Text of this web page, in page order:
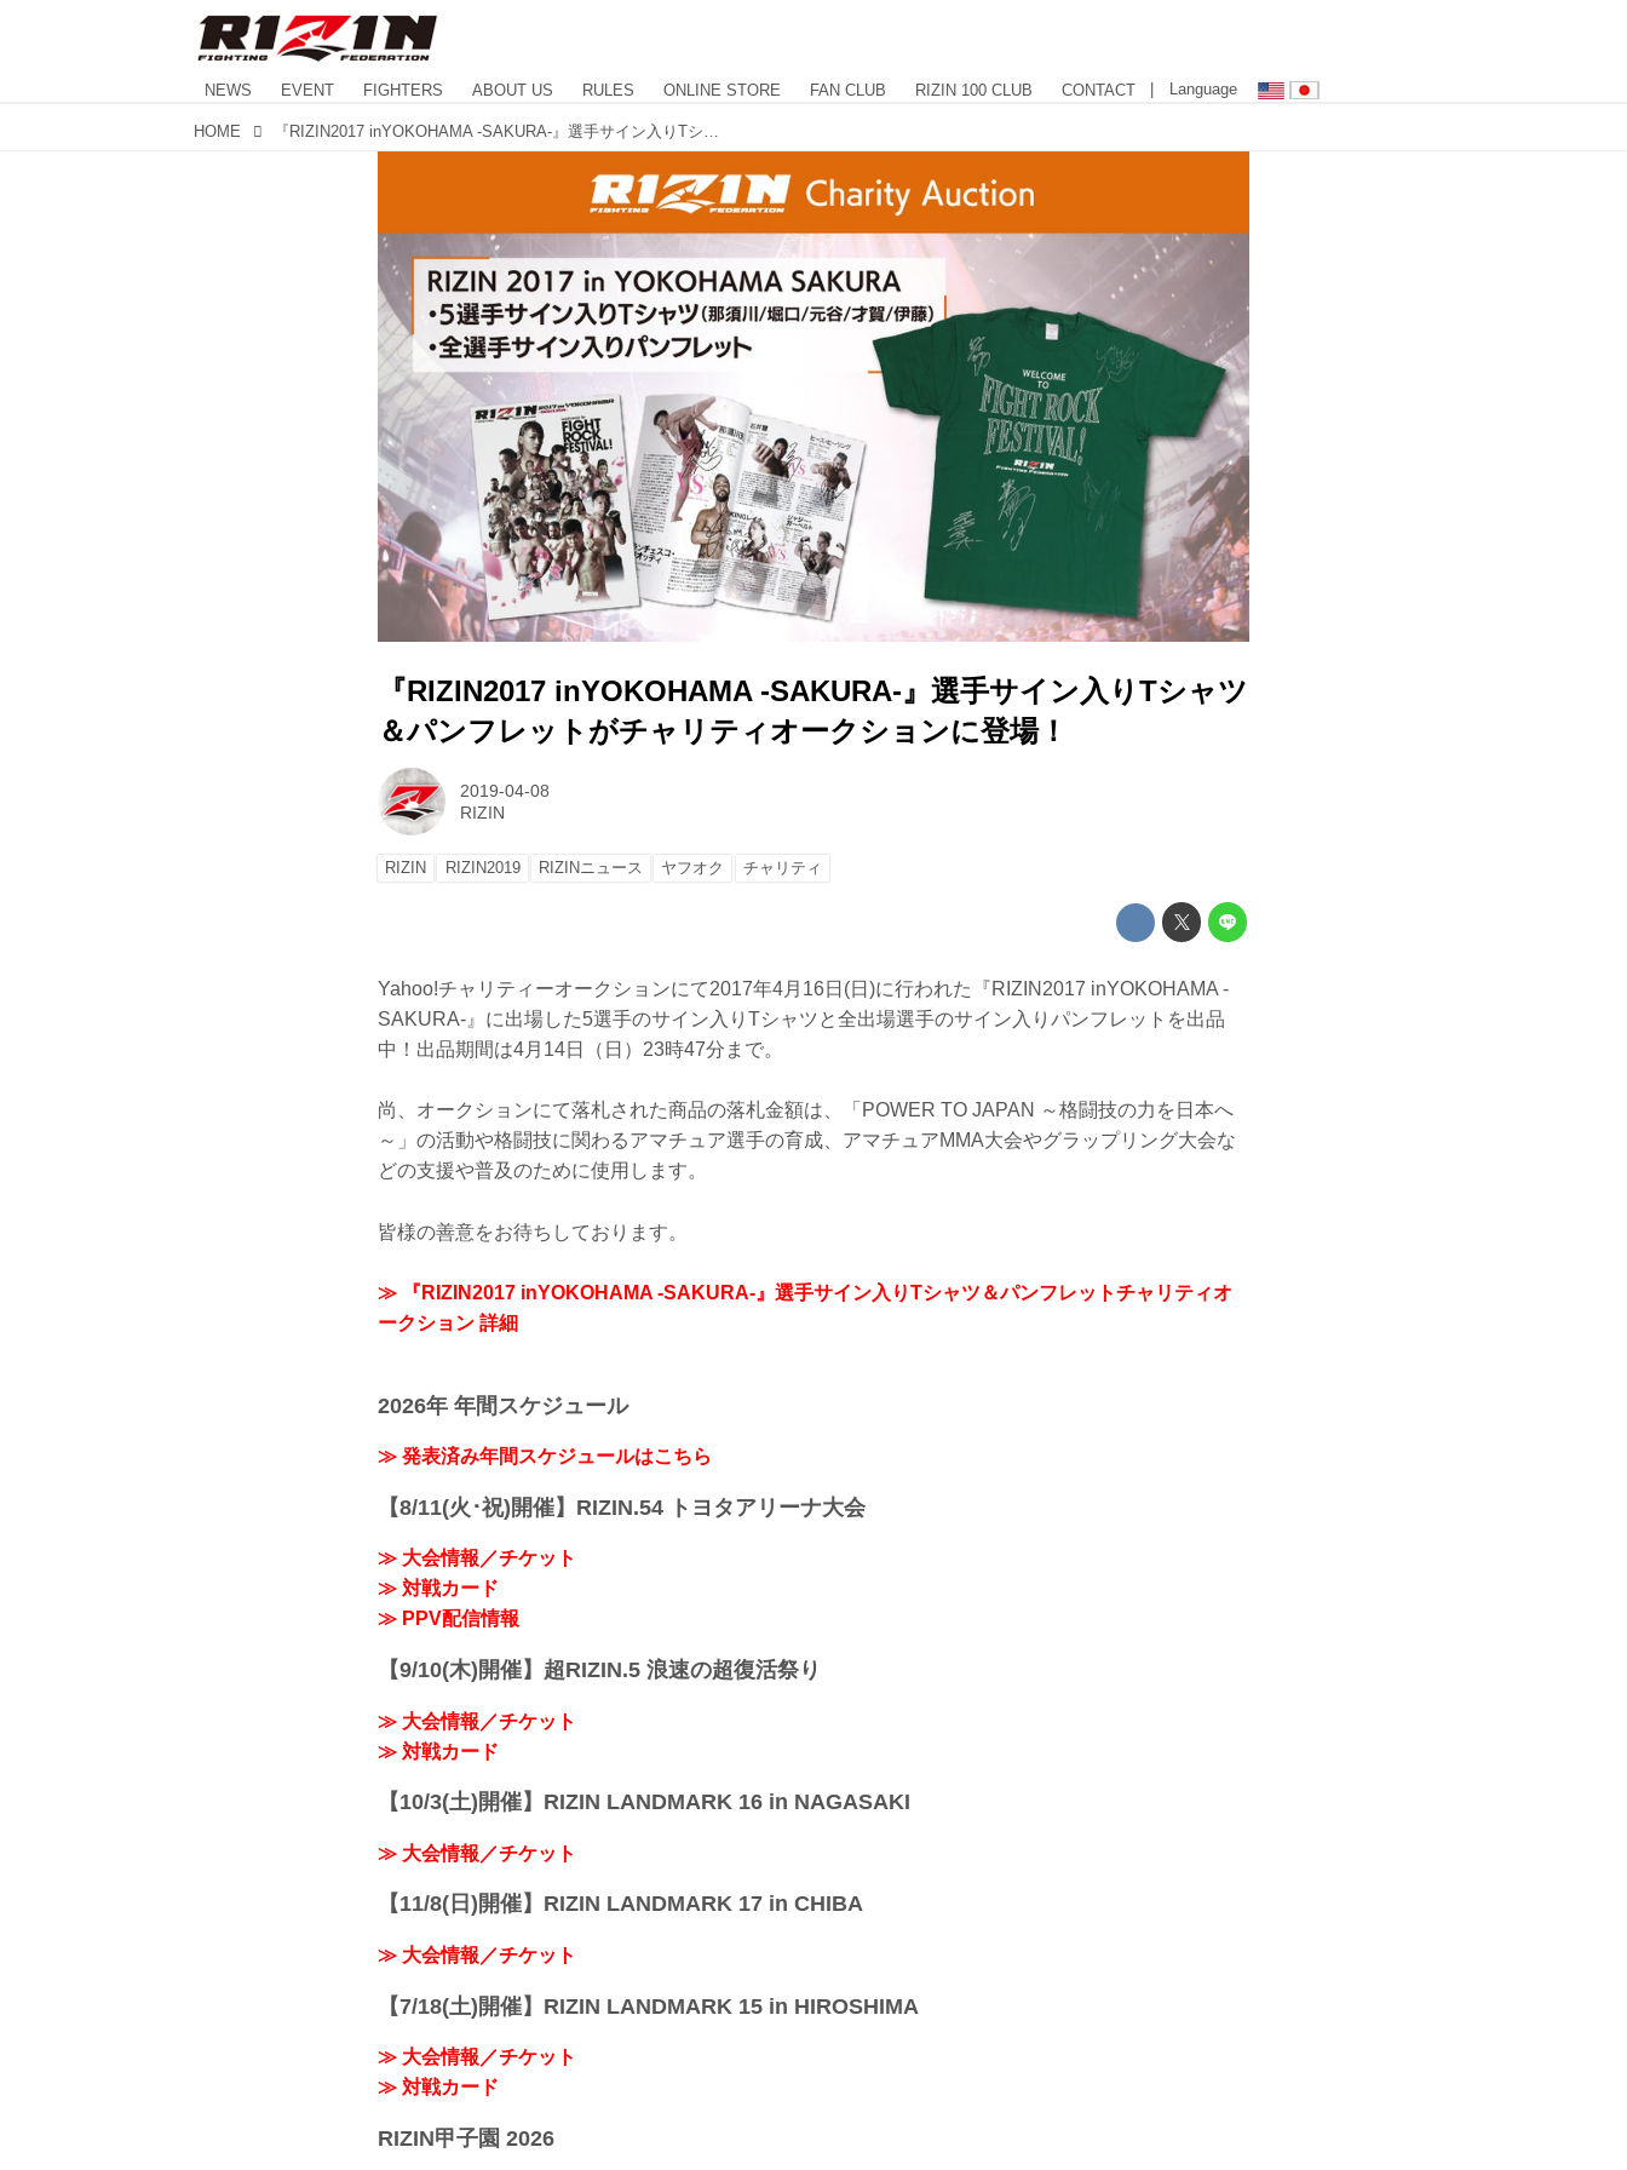
NEWS EVENT FIGHTERS ABOUT US RULES ONLINE STORE FAN CLUB RIZIN 100 CLUB CONTACT | Language
HOME
『RIZIN2017 inYOKOHAMA -SAKURA-』選手サイン入りTシャツ
＆パンフレットがチャリティオークションに登場！
2019-04-08
RIZIN
RIZIN RIZIN2019 RIZINニュース ヤフオク チャリティ
Yahoo!チャリティーオークションにて2017年4月16日(日)に行われた『RIZIN2017 inYOKOHAMA -
SAKURA-』に出場した5選手のサイン入りTシャツと全出場選手のサイン入りパンフレットを出品
中！出品期間は4月14日（日）23時47分まで。
尚、オークションにて落札された商品の落札金額は、「POWER TO JAPAN ～格闘技の力を日本へ
～」の活動や格闘技に関わるアマチュア選手の育成、アマチュアMMA大会やグラップリング大会な
どの支援や普及のために使用します。
皆様の善意をお待ちしております。
≫ 『RIZIN2017 inYOKOHAMA -SAKURA-』選手サイン入りTシャツ＆パンフレットチャリティオ
ークション 詳細
2026年 年間スケジュール
≫ 発表済み年間スケジュールはこちら
【8/11(火･祝)開催】RIZIN.54 トヨタアリーナ大会
≫ 大会情報／チケット
≫ 対戦カード
≫ PPV配信情報
【9/10(木)開催】超RIZIN.5 浪速の超復活祭り
≫ 大会情報／チケット
≫ 対戦カード
【10/3(土)開催】RIZIN LANDMARK 16 in NAGASAKI
≫ 大会情報／チケット
【11/8(日)開催】RIZIN LANDMARK 17 in CHIBA
≫ 大会情報／チケット
【7/18(土)開催】RIZIN LANDMARK 15 in HIROSHIMA
≫ 大会情報／チケット
≫ 対戦カード
RIZIN甲子園 2026